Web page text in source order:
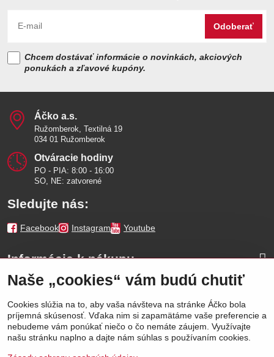
Odoberať
Chcem dostávať informácie o novinkách, akciových
ponukách a zľavové kupóny.
Áčko a​.s​.
Ružomberok, Textilná 19
034 01 Ružomberok
Otváracie hodiny
PO - PIA: 8:00 - 16:00
SO, NE: zatvorené
Sledujte nás:
Facebook Instagram Youtube
Informácie k nákupu
Naše značky
Výhody
Naše „cookies“ vám budú chutiť
Cookies slúžia na to, aby vaša návšteva na stránke Áčko bola
príjemná skúsenosť. Vďaka nim si zapamätáme vaše preferencie a
nebudeme vám ponúkať niečo o čo nemáte záujem. Využívajte
našu stránku naplno a dajte nám súhlas s používaním cookies.